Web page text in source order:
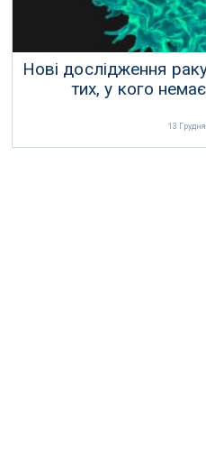
Нові дослідження
тих, у кого
13